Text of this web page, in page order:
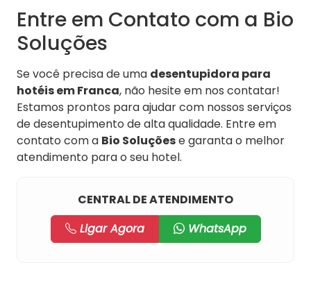
Entre em Contato com a Bio
Soluções
Se você precisa de uma desentupidora para
hotéis em Franca, não hesite em nos contatar!
Estamos prontos para ajudar com nossos serviços
de desentupimento de alta qualidade. Entre em
contato com a Bio Soluçõese garanta o melhor
atendimento para o seu hotel.
CENTRAL DE ATENDIMENTO
Ligar Agora
WhatsApp